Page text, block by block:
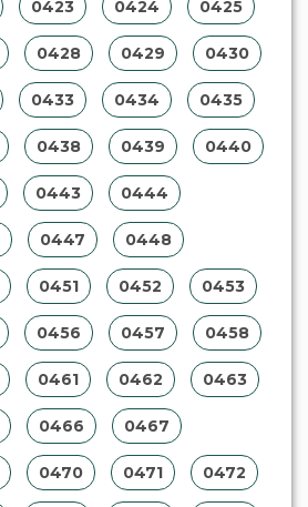
0423 0424 0425
0428 0429 0430
0433 0434 0435
0438 0439 0440
0443 0444
0447 0448
0451 0452 0453
0456 0457 0458
0461 0462 0463
0466 0467
0470 0471 0472